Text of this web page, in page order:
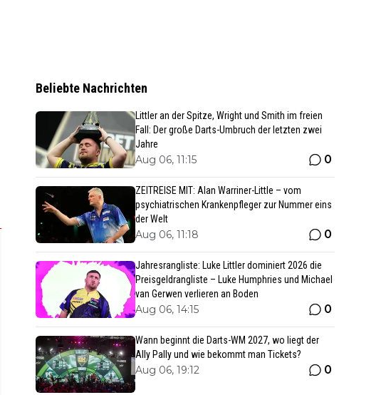
Beliebte Nachrichten
Littler an der Spitze, Wright und Smith im freien
Fall: Der große Darts-Umbruch der letzten zwei
Jahre
Aug 06, 11:15 0
ZEITREISE MIT: Alan Warriner-Little – vom
psychiatrischen Krankenpfleger zur Nummer eins
der Welt
Aug 06, 11:18 0
Jahresrangliste: Luke Littler dominiert 2026 die
Preisgeldrangliste – Luke Humphries und Michael
van Gerwen verlieren an Boden
Aug 06, 14:15 0
Wann beginnt die Darts-WM 2027, wo liegt der
Ally Pally und wie bekommt man Tickets?
Aug 06, 19:12 0